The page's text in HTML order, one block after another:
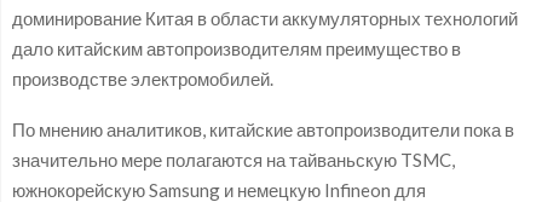
доминирование Китая в области аккумуляторных технологий
дало китайским автопроизводителям преимущество в
производстве электромобилей.
По мнению аналитиков, китайские автопроизводители пока в
значительно мере полагаются на тайваньскую TSMC,
южнокорейскую Samsung и немецкую Infineon для